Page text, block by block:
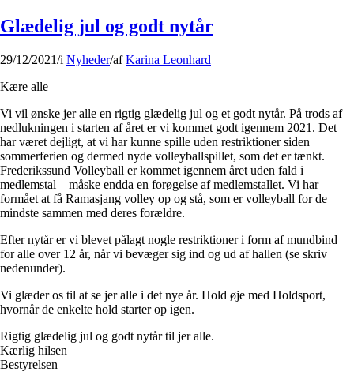
Glædelig jul og godt nytår
29/12/2021/i Nyheder/afKarina Leonhard
Kære alle
Vi vil ønske jer alle en rigtig glædelig jul og et godt nytår. På trods af
nedlukningen i starten af året er vi kommet godt igennem 2021. Det
har været dejligt, at vi har kunne spille uden restriktioner siden
sommerferien og dermed nyde volleyballspillet, som det er tænkt.
Frederikssund Volleyball er kommet igennem året uden fald i
medlemstal – måske endda en forøgelse af medlemstallet. Vi har
formået at få Ramasjang volley op og stå, som er volleyball for de
mindste sammen med deres forældre.
Efter nytår er vi blevet pålagt nogle restriktioner i form af mundbind
for alle over 12 år, når vi bevæger sig ind og ud af hallen (se skriv
nedenunder).
Vi glæder os til at se jer alle i det nye år. Hold øje med Holdsport,
hvornår de enkelte hold starter op igen.
Rigtig glædelig jul og godt nytår til jer alle.
Kærlig hilsen
Bestyrelsen